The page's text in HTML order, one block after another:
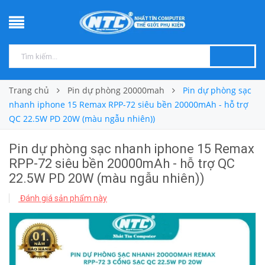
Trang chủ Pin dự phòng 20000mah
Pin dự phòng sạc
nhanh iphone 15 Remax RPP-72 siêu bền 20000mAh - hỗ trợ
QC 22.5W PD 20W (màu ngẫu nhiên))
Pin dự phòng sạc nhanh iphone 15 Remax
RPP-72 siêu bền 20000mAh - hỗ trợ QC
22.5W PD 20W (màu ngẫu nhiên))
Đánh giá sản phẩm này